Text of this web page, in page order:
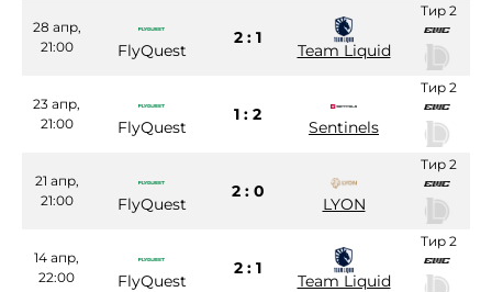
28 апр,
21:00
FlyQuest
2 : 1
Team Liquid
Тир 2
23 апр,
21:00
FlyQuest
1 : 2
Sentinels
Тир 2
21 апр,
21:00
FlyQuest
2 : 0
LYON
Тир 2
14 апр,
22:00
FlyQuest
2 : 1
Team Liquid
Тир 2